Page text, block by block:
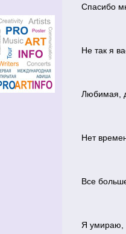
Спасибо
Не так я
Любимая,
Нет
Все
Я умираю,